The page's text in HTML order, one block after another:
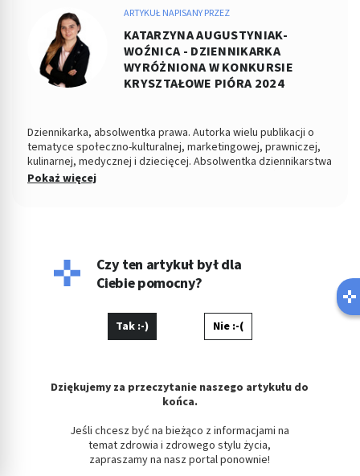
ARTYKUŁ NAPISANY PRZEZ
KATARZYNA AUGUSTYNIAK-
WOŹNICA - DZIENNIKARKA
WYRÓŻNIONA W KONKURSIE
KRYSZTAŁOWE PIÓRA 2024
Dziennikarka, absolwentka prawa. Autorka wielu publikacji o
tematyce społeczno-kulturalnej, marketingowej, prawniczej,
kulinarnej, medycznej i dziecięcej. Absolwentka dziennikarstwa
i komunikacji społecznej na Uniwersytecie Jagiellońskim i
Pokaż więcej
Czy ten artykuł był dla
Ciebie pomocny?
Tak :-) Nie :-(
Dziękujemy za przeczytanie naszego artykułu do
końca.
Jeśli chcesz być na bieżąco z informacjami na
temat zdrowia i zdrowego stylu życia,
zapraszamy na nasz portal ponownie!